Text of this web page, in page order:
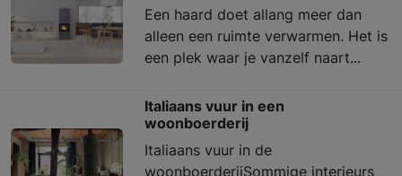
Een haard doet allang meer dan
alleen een ruimte verwarmen. Het is
een plek waar je vanzelf naart...
Italiaans vuur in een
woonboerderij
Italiaans vuur in de
woonboerderijSommige interieurs